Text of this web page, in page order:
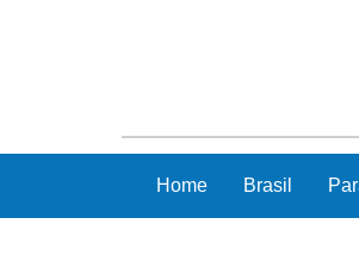
Home Brasil